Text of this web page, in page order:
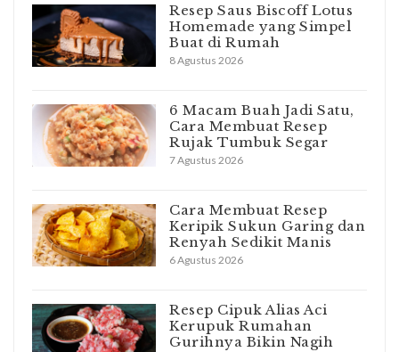
Resep Saus Biscoff Lotus
Homemade yang Simpel
Buat di Rumah
8 Agustus 2026
6 Macam Buah Jadi Satu,
Cara Membuat Resep
Rujak Tumbuk Segar
7 Agustus 2026
Cara Membuat Resep
Keripik Sukun Garing dan
Renyah Sedikit Manis
6 Agustus 2026
Resep Cipuk Alias Aci
Kerupuk Rumahan
Gurihnya Bikin Nagih